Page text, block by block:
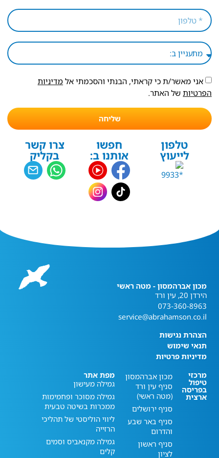
אני מאשר/ת כי קראתי, הבנתי והסכמתי אל מדיניות
הפרטיות של האתר.
שליחה
טלפון
לייעוץ
חפשו
אותנו ב:
צרו קשר
בקליק
מכון אברהמסון - מטה ראשי
הירדן 20, עין ורד
073-360-8963
service@abrahamson.co.il
הצהרת נגישות
תנאי שימוש
מדיניות פרטיות
מרכזי
טיפול
בפריסה
ארצית
מכון אברהמסון
סניף עין ורד
(מטה ראשי)
סניף ירושלים
סניף באר שבע
והדרום
סניף ראשון
לציון
מפת אתר
גמילה מעישון
גמילה מסוכר ופחמימות
ממכרות בשיטה טבעית
ליווי הוליסטי של תהליכי
הרזייה
גמילה מקנאביס וסמים
קלים